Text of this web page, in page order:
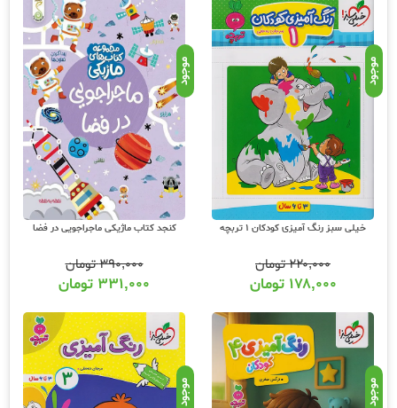
موجود
خیلی سبز رنگ آمیزی کودکان 1 تربچه
۲۲۰,۰۰۰تومان
۱۷۸,۰۰۰ تومان
موجود
کنجد کتاب ماژیکی ماجراجویی در فضا
۳۹۰,۰۰۰تومان
۳۳۱,۰۰۰ تومان
موجود موجود